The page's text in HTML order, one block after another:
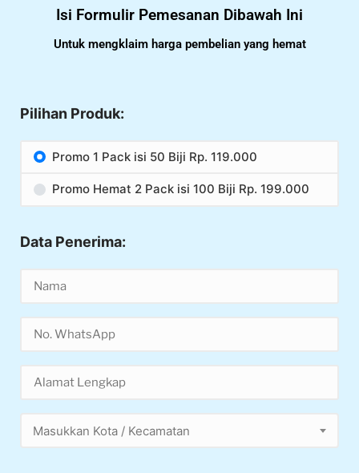
Isi Formulir Pemesanan Dibawah Ini
Untuk mengklaim harga pembelian yang hemat
Pilihan Produk:
Promo 1 Pack isi 50 Biji Rp. 119.000
Promo Hemat 2 Pack isi 100 Biji Rp. 199.000
Data Penerima:
Masukkan Kota / Kecamatan